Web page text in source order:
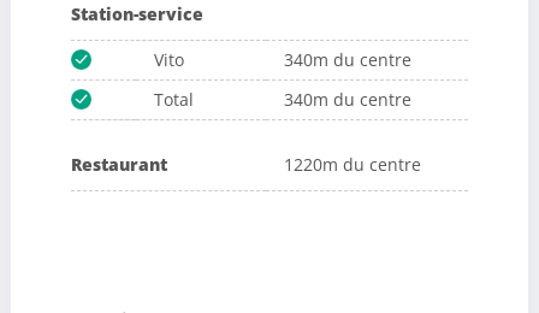
Station-service
Vito
340m du centre
Total
340m du centre
Restaurant 1220m du centre